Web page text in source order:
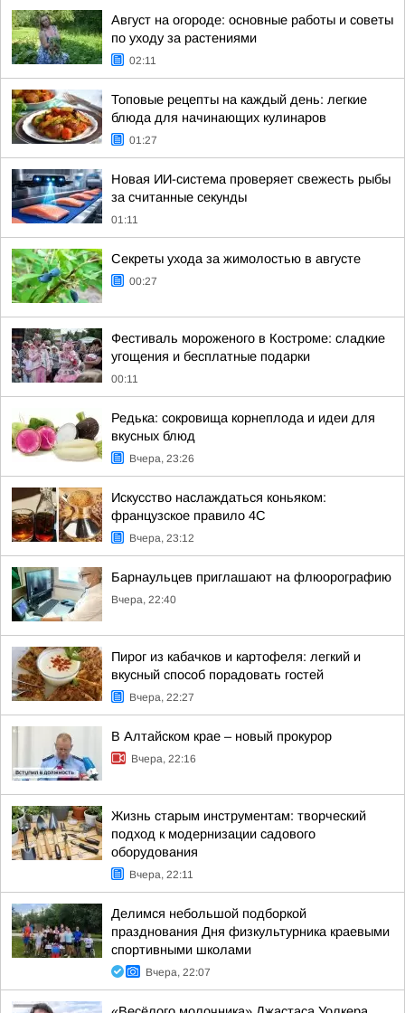
Август на огороде: основные работы и советы
по уходу за растениями
02:11
Топовые рецепты на каждый день: легкие
блюда для начинающих кулинаров
01:27
Новая ИИ-система проверяет свежесть рыбы
за считанные секунды
01:11
Секреты ухода за жимолостью в августе
00:27
Фестиваль мороженого в Костроме: сладкие
угощения и бесплатные подарки
00:11
Редька: сокровища корнеплода и идеи для
вкусных блюд
Вчера, 23:26
Искусство наслаждаться коньяком:
французское правило 4С
Вчера, 23:12
Барнаульцев приглашают на флюорографию
Вчера, 22:40
Пирог из кабачков и картофеля: легкий и
вкусный способ порадовать гостей
Вчера, 22:27
В Алтайском крае – новый прокурор
Вчера, 22:16
Жизнь старым инструментам: творческий
подход к модернизации садового
оборудования
Вчера, 22:11
Делимся небольшой подборкой
празднования Дня физкультурника краевыми
спортивными школами
Вчера, 22:07